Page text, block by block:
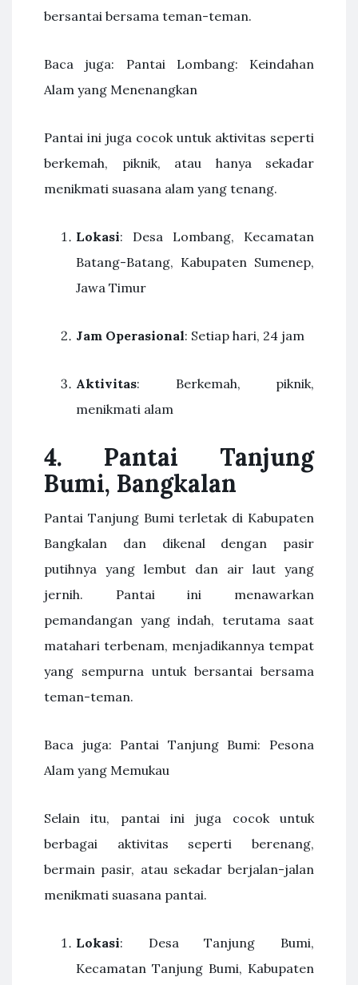
bersantai bersama teman-teman.
Baca juga: Pantai Lombang: Keindahan
Alam yang Menenangkan
Pantai ini juga cocok untuk aktivitas seperti
berkemah, piknik, atau hanya sekadar
menikmati suasana alam yang tenang.
Lokasi: Desa Lombang, Kecamatan
Batang-Batang, Kabupaten Sumenep,
Jawa Timur
Jam Operasional: Setiap hari, 24 jam
Aktivitas: Berkemah, piknik,
menikmati alam
4. Pantai Tanjung
Bumi, Bangkalan
Pantai Tanjung Bumi terletak di Kabupaten
Bangkalan dan dikenal dengan pasir
putihnya yang lembut dan air laut yang
jernih. Pantai ini menawarkan
pemandangan yang indah, terutama saat
matahari terbenam, menjadikannya tempat
yang sempurna untuk bersantai bersama
teman-teman.
Baca juga: Pantai Tanjung Bumi: Pesona
Alam yang Memukau
Selain itu, pantai ini juga cocok untuk
berbagai aktivitas seperti berenang,
bermain pasir, atau sekadar berjalan-jalan
menikmati suasana pantai.
Lokasi: Desa Tanjung Bumi,
Kecamatan Tanjung Bumi, Kabupaten